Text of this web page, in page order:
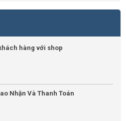
hàng với shop
Nhận Và Thanh Toán